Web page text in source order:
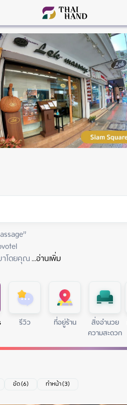
โดยคุณ ...อ่านเพิ่ม
รีวิว ที่อยู่ร้าน สิ่งอำนวย
ความสะดวก
ขัด (6) ทำหน้า (3)